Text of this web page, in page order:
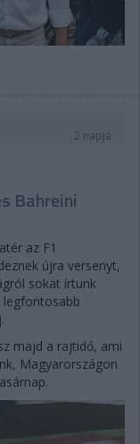
2 napja
Bahreini
az F1
újra versenyt,
sokat írtunk
legfontosabb
majd a rajtidő, ami
Magyarországon